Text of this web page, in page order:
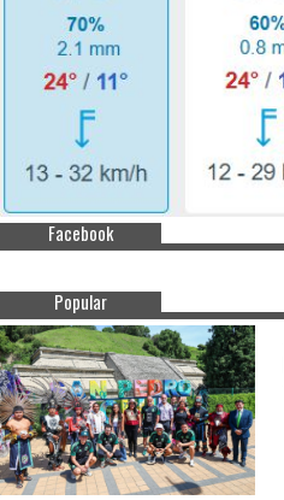
Facebook
Popular